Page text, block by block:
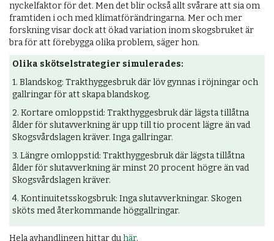
nyckelfaktor för det. Men det blir också allt svårare att sia om
framtiden i och med klimatförändringarna. Mer och mer
forskning visar dock att ökad variation inom skogsbruket är
bra för att förebygga olika problem, säger hon.
Olika skötselstrategier simulerades:
1. Blandskog: Trakthyggesbruk där löv gynnas i röjningar och
gallringar för att skapa blandskog.
2. Kortare omloppstid: Trakthyggesbruk där lägsta tillåtna
ålder för slutavverkning är upp till tio procent lägre än vad
Skogsvårdslagen kräver. Inga gallringar.
3. Längre omloppstid: Trakthyggesbruk där lägsta tillåtna
ålder för slutavverkning är minst 20 procent högre än vad
Skogsvårdslagen kräver.
4. Kontinuitetsskogsbruk: Inga slutavverkningar. Skogen
sköts med återkommande höggallringar.
Hela avhandlingen hittar duhär.